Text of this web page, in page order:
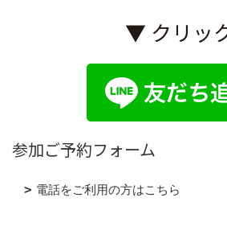
▼ クリッ
参加ご予約フォーム
電話をご利用の方はこちら